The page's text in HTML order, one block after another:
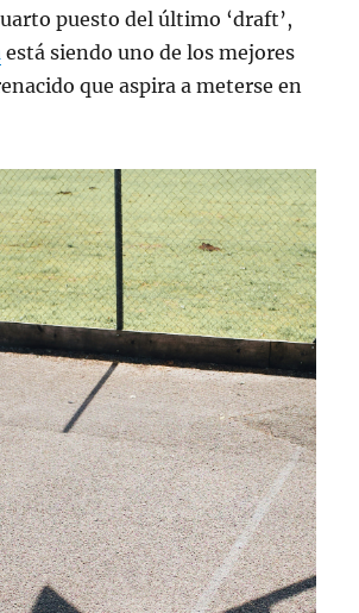
puesto del último ‘draft’,
está siendo uno de los mejores
que aspira a meterse en